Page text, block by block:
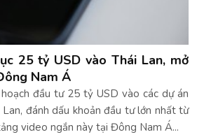
25 tỷ USD vào Thái Lan, mở
Nam Á
đầu tư 25 tỷ USD vào các dự án
đánh dấu khoản đầu tư lớn nhất từ
video ngắn này tại Đông Nam Á...